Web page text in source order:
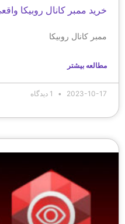
خرید ممبر کانال روبیکا
ممبر کانال روبیکا
مطالعه بیشتر
2023-10-17